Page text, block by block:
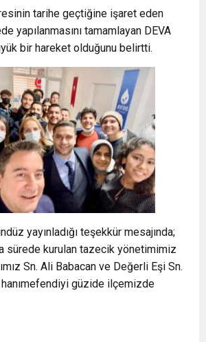
tarihe geçtiğine işaret eden
yapılanmasını tamamlayan DEVA
bir hareket olduğunu belirtti.
yayınladığı teşekkür mesajında;
sürede kurulan tazecik yönetimimiz
Sn. Ali Babacan ve Değerli Eşi Sn.
güzide ilçemizde